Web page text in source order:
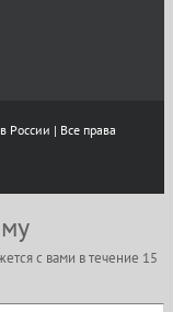
России | Все права
с вами в течение 15